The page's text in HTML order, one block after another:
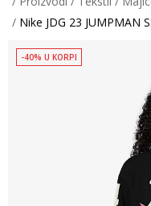
Nike JDG 23 JUMPMAN
-40% U KORPI